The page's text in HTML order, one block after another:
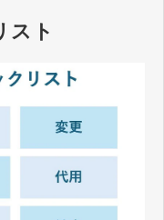
スト